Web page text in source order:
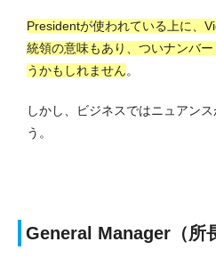
Presidentが使われている上に、
統領の意味もあり、ついナンバ
うかもしれません。
しかし、ビジネスではニュアン
う。
General Manager（所